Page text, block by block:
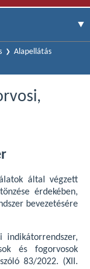
Alapellátás
által végzett
érdekében,
bevezetésére
és fogorvosok
83/2022. (XII.